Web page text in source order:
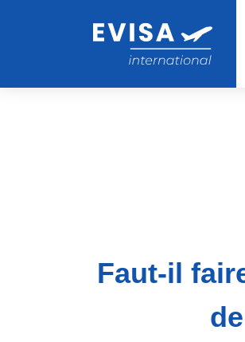
Faut-il